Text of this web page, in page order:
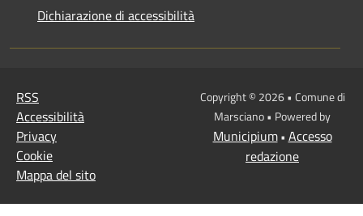
Dichiarazione di accessibilità
RSS
Accessibilità
Privacy
Cookie
Mappa del sito
Copyright © 2026 • Comune di
Marsciano • Powered by
Municipium• Accesso
redazione